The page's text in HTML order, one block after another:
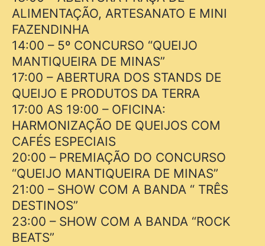
ALIMENTAÇÃO, ARTESANATO E MINI
FAZENDINHA
14:00 – 5º CONCURSO “QUEIJO
MANTIQUEIRA DE MINAS”
17:00 – ABERTURA DOS STANDS DE
QUEIJO E PRODUTOS DA TERRA
17:00 AS 19:00 – OFICINA:
HARMONIZAÇÃO DE QUEIJOS COM
CAFÉS ESPECIAIS
20:00 – PREMIAÇÃO DO CONCURSO
“QUEIJO MANTIQUEIRA DE MINAS”
21:00 – SHOW COM A BANDA “ TRÊS
DESTINOS”
23:00 – SHOW COM A BANDA “ROCK
BEATS”